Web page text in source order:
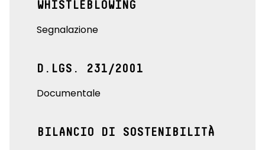
WHISTLEBLOWING
Segnalazione
D.LGS. 231/2001
Documentale
BILANCIO DI SOSTENIBILITÀ